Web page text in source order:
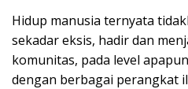
Hidup manusia ternyata
sekadar eksis, hadir dan
komunitas, pada level
dengan berbagai perangkat